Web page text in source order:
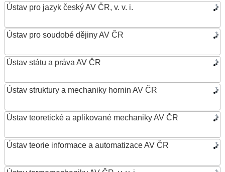
Ústav pro jazyk český AV ČR, v. v. i.
Ústav pro soudobé dějiny AV ČR
Ústav státu a práva AV ČR
Ústav struktury a mechaniky hornin AV ČR
Ústav teoretické a aplikované mechaniky AV ČR
Ústav teorie informace a automatizace AV ČR